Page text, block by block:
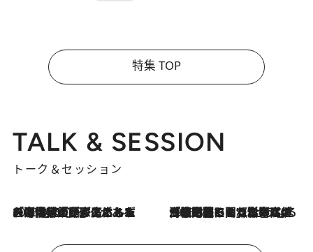
特集 TOP
TALK & SESSION
トーク＆セッション
2026.8.3
「今後値上げがあるとすれば…」「リスクがあるのは今年の冬」エネルギー専門家が語る、ホルムズ海峡封鎖が家庭にもたらす“ある心配” 2026.8.3
「住宅建てられない…」「サーチャージ料の高値が続いている」ホルムズ海峡封鎖による影響はいつまで続く？《エネルギー専門家に聞く“どうなる日本の暮らし”》